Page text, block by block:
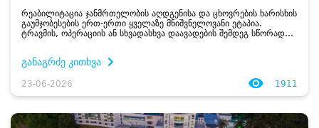
რეაბილიტაცია ჯანმრთელობის აღდგენისა და ცხოვრების ხარისხის
გაუმჯობესების ერთ-ერთი ყველაზე მნიშვნელოვანი ეტაპია.
ტრავმის, ოპერაციის ან სხვადასხვა დაავადების შემდეგ სწორად
განაგრძე კითხვა
23-06-2026 1911